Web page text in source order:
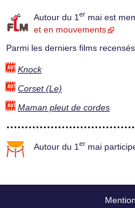
Autour du 1 er mai est
et en mouvements
Parmi les derniers films
Knock
Corset (Le)
Maman pleut de cordes
Autour du 1 er mai